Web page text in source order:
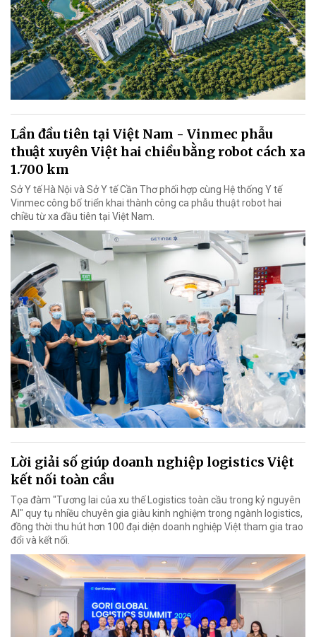
Lần đầu tiên tại Việt Nam - Vinmec phẫu
thuật xuyên Việt hai chiều bằng robot cách xa
1.700 km
Sở Y tế Hà Nội và Sở Y tế Cần Thơ phối hợp cùng Hệ thống Y tế
Vinmec công bố triển khai thành công ca phẫu thuật robot hai
chiều từ xa đầu tiên tại Việt Nam.
Lời giải số giúp doanh nghiệp logistics Việt
kết nối toàn cầu
Tọa đàm "Tương lai của xu thế Logistics toàn cầu trong kỷ nguyên
AI" quy tụ nhiều chuyên gia giàu kinh nghiệm trong ngành logistics,
đồng thời thu hút hơn 100 đại diện doanh nghiệp Việt tham gia trao
đổi và kết nối.